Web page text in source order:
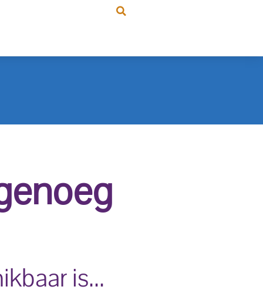
is...